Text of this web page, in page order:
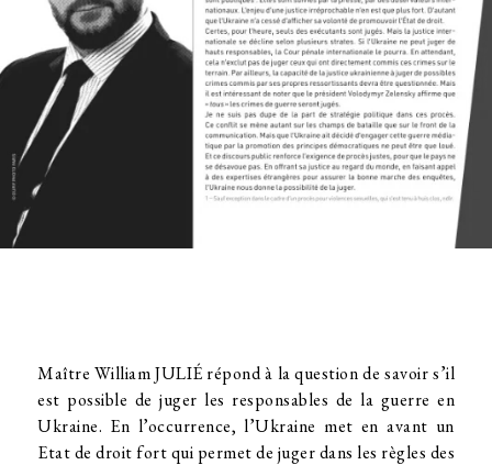
Maître William JULIÉ répond à la question de savoir s’il
est possible de juger les responsables de la guerre en
Ukraine. En l’occurrence, l’Ukraine met en avant un
Etat de droit fort qui permet de juger dans les règles des